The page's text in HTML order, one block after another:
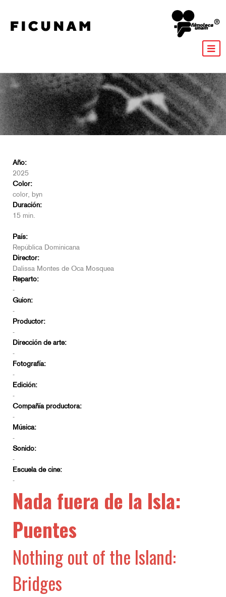
Año:
2025
Color:
color, byn
Duración:
15 min.
País:
República Dominicana
Director:
Dalissa Montes de Oca Mosquea
Reparto:
-
Guion:
-
Productor:
-
Dirección de arte:
-
Fotografía:
-
Edición:
-
Compañía productora:
-
Música:
-
Sonido:
-
Escuela de cine:
-
Nada fuera de la Isla:
Puentes
Nothing out of the Island:
Bridges